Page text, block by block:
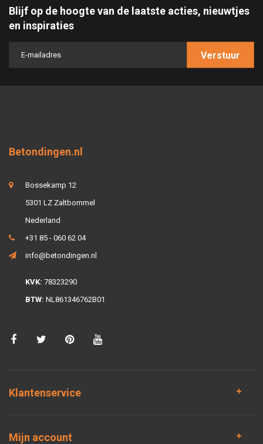
Blijf op de hoogte van de laatste acties, nieuwtjes
en inspiraties
Verstuur
Betondingen.nl
Bossekamp 12
5301 LZ Zaltbommel
Nederland
+31 85 - 060 62 04
info@betondingen.nl
KVK: 78323290
BTW: NL861346762B01
Klantenservice
Mijn account